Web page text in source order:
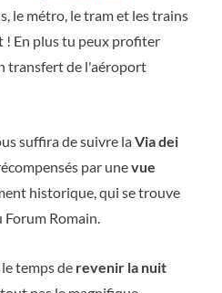
le métro, le tram et les trains
En plus tu peux profiter
transfert de l'aéroport
suffira de suivre laVia dei
par unevue
historique, qui se trouve
Forum Romain.
temps de revenir la nuit